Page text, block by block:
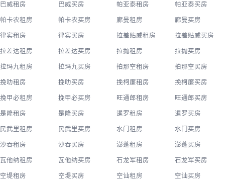
巴威租房 巴威买房 帕亚泰租房 帕亚泰买房
帕卡农租房 帕卡农买房 廊曼租房 廊曼买房
律实租房 律实买房 拉差贴威租房 拉差贴威买房
拉差达租房 拉差达买房 拉抛租房 拉抛买房
拉玛九租房 拉玛九买房 拍那空租房 拍那空买房
挽叻租房 挽叻买房 挽柯廉租房 挽柯廉买房
挽甲必租房 挽甲必买房 旺通郎租房 旺通郎买房
是隆租房 是隆买房 暹罗租房 暹罗买房
民武里租房 民武里买房 水门租房 水门买房
沙吞租房 沙吞买房 澎蓬租房 澎蓬买房
瓦他纳租房 瓦他纳买房 石龙军租房 石龙军买房
空堤租房 空堤买房 空讪租房 空讪买房